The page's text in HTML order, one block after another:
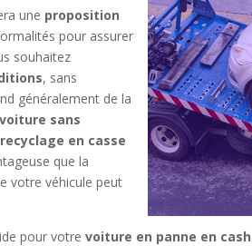
une proposition
pour assurer
souhaitez
, sans
généralement de la
sans
en casse
que la
votre véhicule peut
pour votrevoiture en panne en